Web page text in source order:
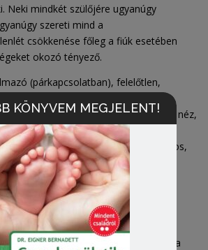
Neki mindkét szülőjére ugyanúgy
szereti mind a
csökkenése főleg a fiúk esetében
okozó tényező.
(párkapcsolatban), felelőtlen,
apa – az exnej
a válást, a fiú sokáig rá sem néz,
ezért erős
a válást, ő mindent megtett. Viharos,
bírósági
vélemények, apát kiiktatta volna a
de ez nem sikerült,
és hétközben két napot kap. Erős
életvitelben,
az anya részéről. Nyilván apa
KÖNYVEM MEGJELENT!